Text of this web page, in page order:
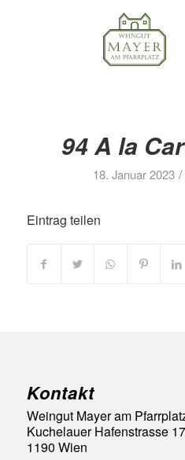
94 A la
18. Januar 2023 /
Eintrag teilen
Kontakt
Weingut Mayer am
Kuchelauer Hafenstrasse
1190 Wien